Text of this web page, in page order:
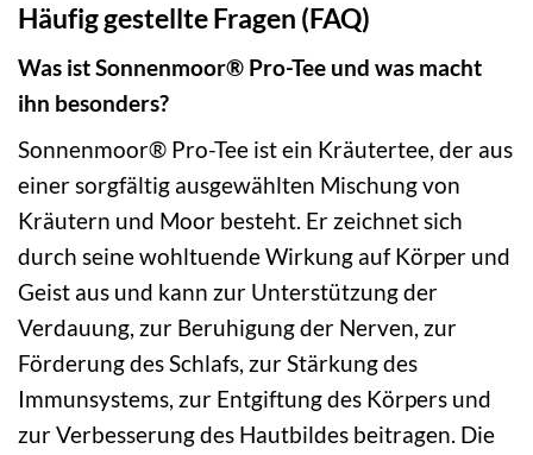
Häufig gestellte Fragen (FAQ)
Was ist Sonnenmoor® Pro-Tee und was macht
ihn besonders?
Sonnenmoor® Pro-Tee ist ein Kräutertee, der aus
einer sorgfältig ausgewählten Mischung von
Kräutern und Moor besteht. Er zeichnet sich
durch seine wohltuende Wirkung auf Körper und
Geist aus und kann zur Unterstützung der
Verdauung, zur Beruhigung der Nerven, zur
Förderung des Schlafs, zur Stärkung des
Immunsystems, zur Entgiftung des Körpers und
zur Verbesserung des Hautbildes beitragen. Die